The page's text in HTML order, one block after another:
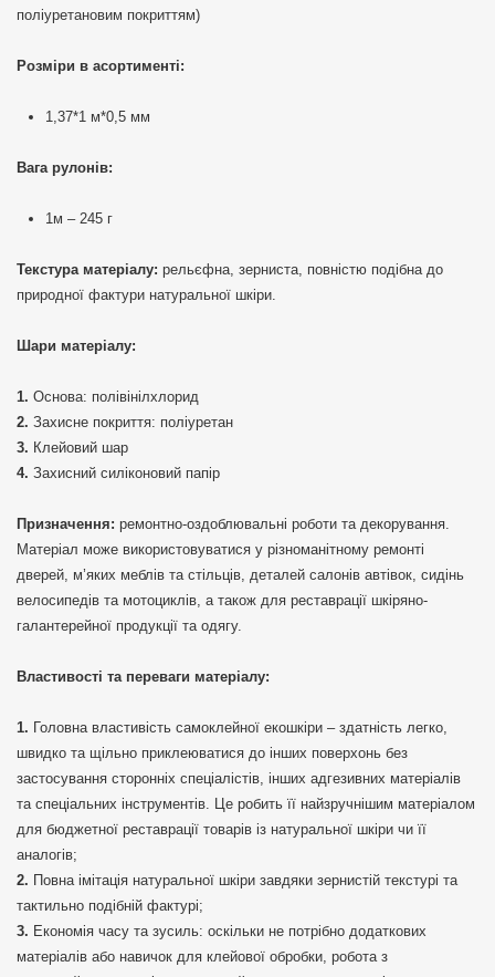
поліуретановим покриттям)
Розміри в асортименті:
1,37*1 м*0,5 мм
Вага рулонів:
1м – 245 г
Текстура матеріалу: рельєфна, зерниста, повністю подібна до
природної фактури натуральної шкіри.
Шари матеріалу:
Основа: полівінілхлорид
Захисне покриття: поліуретан
Клейовий шар
Захисний силіконовий папір
Призначення: ремонтно-оздоблювальні роботи та декорування.
Матеріал може використовуватися у різноманітному ремонті
дверей, м’яких меблів та стільців, деталей салонів автівок, сидінь
велосипедів та мотоциклів, а також для реставрації шкіряно-
галантерейної продукції та одягу.
Властивості та переваги матеріалу:
Головна властивість самоклейної екошкіри – здатність легко,
швидко та щільно приклеюватися до інших поверхонь без
застосування сторонніх спеціалістів, інших адгезивних матеріалів
та спеціальних інструментів. Це робить її найзручнішим матеріалом
для бюджетної реставрації товарів із натуральної шкіри чи її
аналогів;
Повна імітація натуральної шкіри завдяки зернистій текстурі та
тактильно подібній фактурі;
Економія часу та зусиль: оскільки не потрібно додаткових
матеріалів або навичок для клейової обробки, робота з